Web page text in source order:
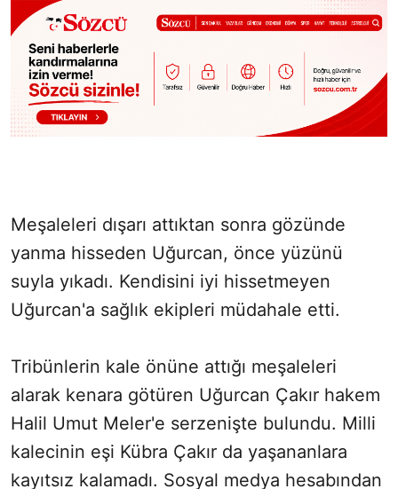
Meşaleleri dışarı attıktan sonra gözünde
yanma hisseden Uğurcan, önce yüzünü
suyla yıkadı. Kendisini iyi hissetmeyen
Uğurcan'a sağlık ekipleri müdahale etti.
Tribünlerin kale önüne attığı meşaleleri
alarak kenara götüren Uğurcan Çakır hakem
Halil Umut Meler'e serzenişte bulundu. Milli
kalecinin eşi Kübra Çakır da yaşananlara
kayıtsız kalamadı. Sosyal medya hesabından